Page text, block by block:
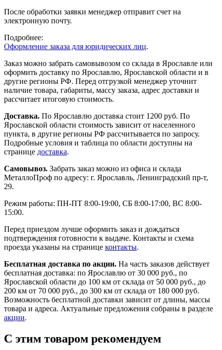
После обработки заявки менеджер отправит счет на
электронную почту.
Подробнее:
Оформление заказа для юридических лиц.
Заказ можно забрать самовывозом со склада в Ярославле или
оформить доставку по Ярославлю, Ярославской области и в
другие регионы РФ. Перед отгрузкой менеджер уточнит
наличие товара, габариты, массу заказа, адрес доставки и
рассчитает итоговую стоимость.
Доставка. По Ярославлю доставка стоит 1200 руб. По
Ярославской области стоимость зависит от населенного
пункта, в другие регионы РФ рассчитывается по запросу.
Подробные условия и таблица по области доступны на
странице доставка.
Самовывоз. Забрать заказ можно из офиса и склада
МеталлоПроф по адресу: г. Ярославль, Ленинградский пр-т,
29.
Режим работы: ПН-ПТ 8:00-19:00, СБ 8:00-17:00, ВС 8:00-
15:00.
Перед приездом лучше оформить заказ и дождаться
подтверждения готовности к выдаче. Контакты и схема
проезда указаны на странице контакты.
Бесплатная доставка по акции. На часть заказов действует
бесплатная доставка: по Ярославлю от 30 000 руб., по
Ярославской области до 100 км от склада от 50 000 руб., до
200 км от 70 000 руб., до 300 км от склада от 180 000 руб.
Возможность бесплатной доставки зависит от длины, массы
товара и адреса. Актуальные предложения собраны в разделе
акции.
С этим товаром рекомендуем